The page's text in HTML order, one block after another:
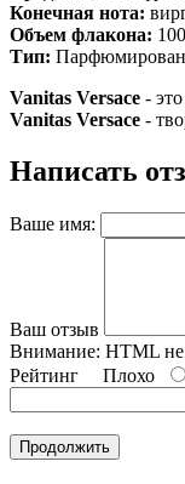
Конечная нота:
Объем флакона:
Тип:
Vanitas Versace -
Vanitas Versace -
Написать
Ваше имя:
Ваш отзыв
Внимание: HTML не
Рейтинг Плохо
Продолжить